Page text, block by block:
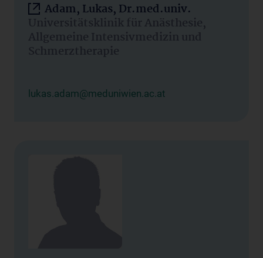
Adam, Lukas, Dr.med.univ.
Universitätsklinik für Anästhesie,
Allgemeine Intensivmedizin und
Schmerztherapie
lukas.adam@meduniwien.ac.at